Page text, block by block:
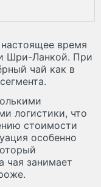
время
Шри-Ланкой. При
чай как в
логистики, что
стоимости
особенно
чая занимает